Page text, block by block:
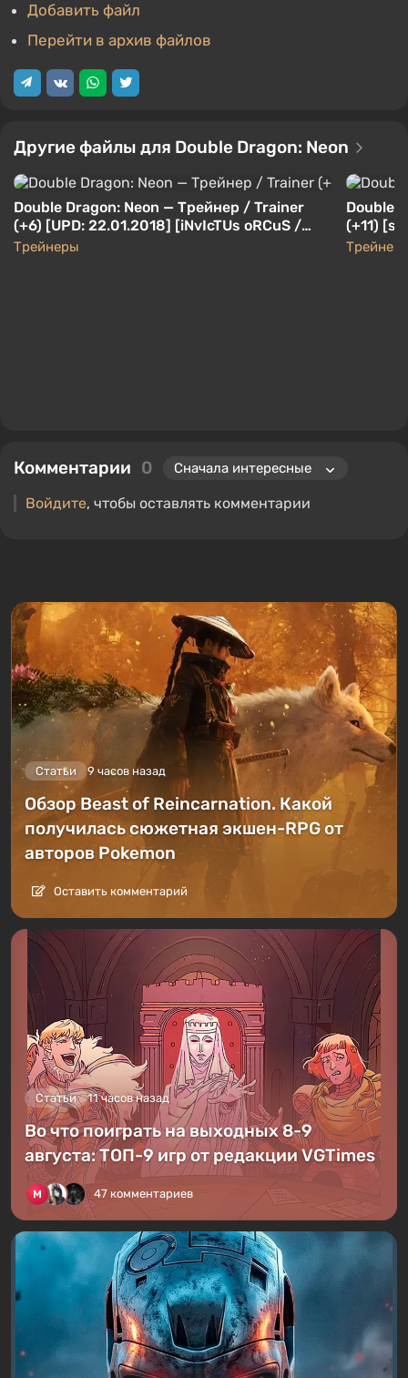
Добавить файл
Перейти в архив файлов
Другие файлы для Double Dragon: Neon
Double Dragon: Neon — Трейнер / Trainer
(+6) [UPD: 22.01.2018] [iNvIcTUs oRCuS /
HoG]
Трейнеры
Double
(+11)
Комментарии 0
Войдите, чтобы оставлять комментарии
Статьи 9 часов назад
Обзор Beast of Reincarnation. Какой
получилась сюжетная экшен-RPG от
авторов Pokemon
Оставить комментарий
Статьи 11 часов назад
Во что поиграть на выходных 8-9
августа: ТОП-9 игр от редакции VGTimes
47 комментариев